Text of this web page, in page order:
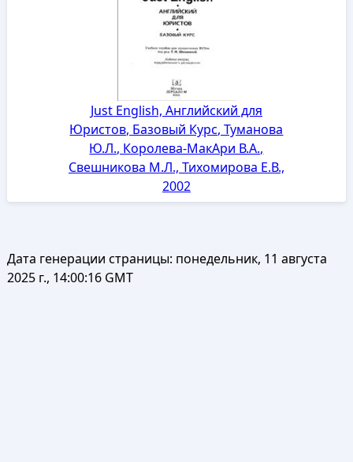
Just English, Английский для
Юристов, Базовый Курс, Туманова
Ю.Л., Королева-МакАри В.А.,
Свешникова М.Л., Тихомирова Е.В.,
2002
Дата генерации страницы: понедельник, 11 августа
2025 г., 14:00:16 GMT